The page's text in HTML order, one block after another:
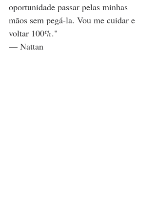
oportunidade passar pelas minhas
mãos sem pegá-la. Vou me cuidar e
voltar 100%."
— Nattan